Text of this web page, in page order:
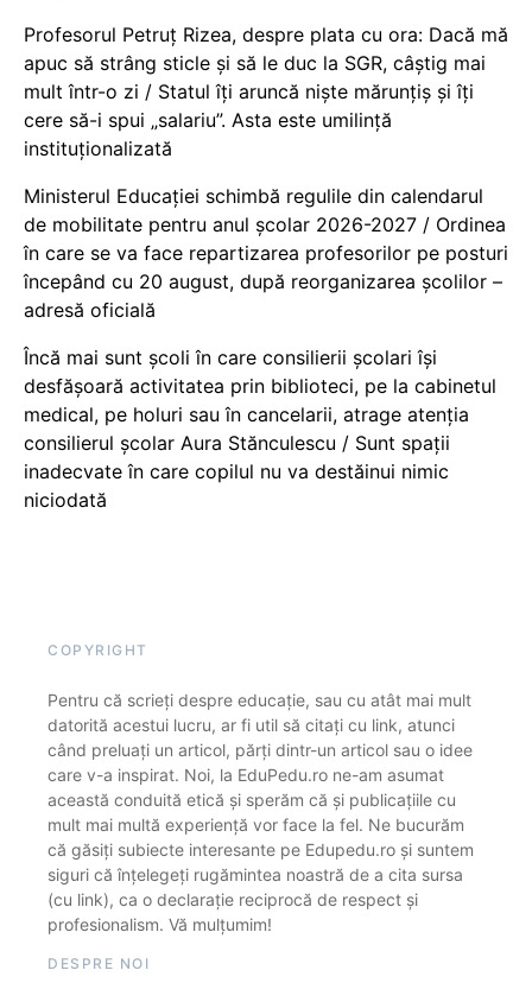
Profesorul Petruț Rizea, despre plata cu ora: Dacă mă
apuc să strâng sticle și să le duc la SGR, câștig mai
mult într-o zi / Statul îți aruncă niște mărunțiș și îți
cere să-i spui „salariu”. Asta este umilință
instituționalizată
Ministerul Educației schimbă regulile din calendarul
de mobilitate pentru anul școlar 2026-2027 / Ordinea
în care se va face repartizarea profesorilor pe posturi
începând cu 20 august, după reorganizarea școlilor –
adresă oficială
Încă mai sunt școli în care consilierii școlari își
desfășoară activitatea prin biblioteci, pe la cabinetul
medical, pe holuri sau în cancelarii, atrage atenția
consilierul școlar Aura Stănculescu / Sunt spații
inadecvate în care copilul nu va destăinui nimic
niciodată
COPYRIGHT
Pentru că scrieți despre educație, sau cu atât mai mult
datorită acestui lucru, ar fi util să citați cu link, atunci
când preluați un articol, părți dintr-un articol sau o idee
care v-a inspirat. Noi, la EduPedu.ro ne-am asumat
această conduită etică și sperăm că și publicațiile cu
mult mai multă experiență vor face la fel. Ne bucurăm
că găsiți subiecte interesante pe Edupedu.ro și suntem
siguri că înțelegeți rugămintea noastră de a cita sursa
(cu link), ca o declarație reciprocă de respect și
profesionalism. Vă mulțumim!
DESPRE NOI